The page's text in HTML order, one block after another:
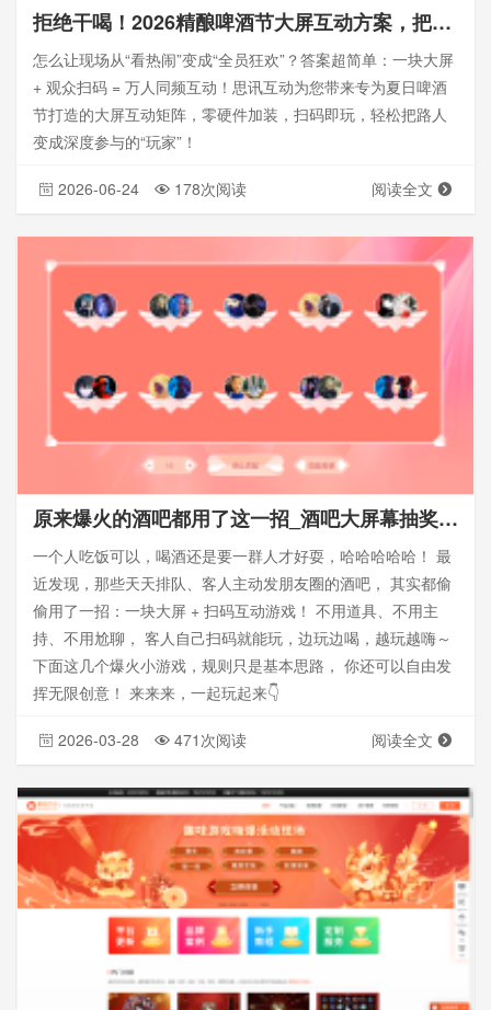
拒绝干喝！2026精酿啤酒节大屏互动方案，把全场变成万人狂欢主场！
怎么让现场从“看热闹”变成“全员狂欢”？答案超简单：一块大屏
+ 观众扫码 = 万人同频互动！思讯互动为您带来专为夏日啤酒
节打造的大屏互动矩阵，零硬件加装，扫码即玩，轻松把路人
变成深度参与的“玩家”！
2026-06-24 178次阅读 阅读全文
原来爆火的酒吧都用了这一招_酒吧大屏幕抽奖游戏
一个人吃饭可以，喝酒还是要一群人才好耍，哈哈哈哈哈！ 最
近发现，那些天天排队、客人主动发朋友圈的酒吧， 其实都偷
偷用了一招：一块大屏 + 扫码互动游戏！ 不用道具、不用主
持、不用尬聊， 客人自己扫码就能玩，边玩边喝，越玩越嗨～
下面这几个爆火小游戏，规则只是基本思路， 你还可以自由发
挥无限创意！ 来来来，一起玩起来👇
2026-03-28 471次阅读 阅读全文